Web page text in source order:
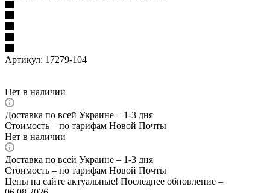
Артикул: 17279-104
Нет в наличии
Доставка по всей Украине – 1-3 дня
Стоимость – по тарифам Новой Почты
Нет в наличии
Доставка по всей Украине – 1-3 дня
Стоимость – по тарифам Новой Почты
Цены на сайте актуальные! Последнее обновление –